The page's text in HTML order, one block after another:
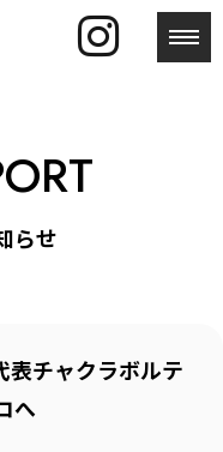
らせ
表チャクラボルテ
へ